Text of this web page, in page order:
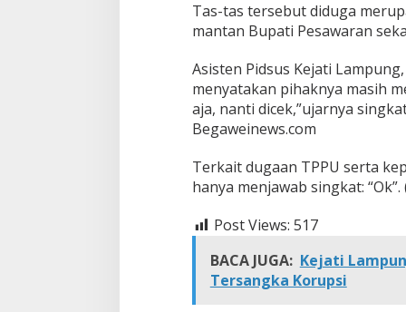
Tas-tas tersebut diduga
mantan Bupati Pesawaran
Asisten Pidsus Kejati
menyatakan pihaknya masih
aja, nanti dicek,”ujarnya
Begaweinews.com
Terkait dugaan TPPU serta
hanya menjawab singkat: “Ok”.
Post Views: 517
BACA JUGA: Kejati
Tersangka Korupsi